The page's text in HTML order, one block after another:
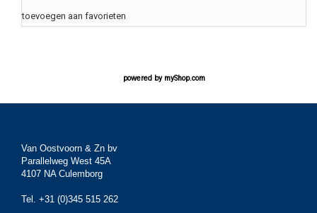
toevoegen aan favorieten
powered by myShop.com
Van Oostvoorn & Zn bv
Parallelweg West 45A
4107 NA Culemborg
Tel. +31 (0)345 515 262